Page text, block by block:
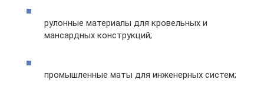
рулонные материалы для кровельных и
мансардных конструкций;
промышленные маты для инженерных систем;